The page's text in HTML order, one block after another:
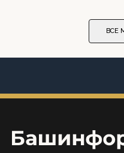
ВСЕ